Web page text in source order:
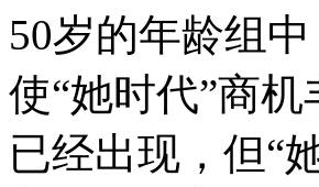
50岁的年龄组
使“她时代”商
已经出现，但“